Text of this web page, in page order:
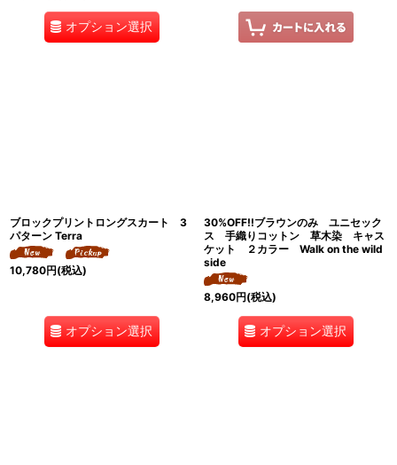
オプション選択
ブロックプリントロングスカート 3
パターン Terra
10,780円(税込)
オプション選択
30%OFF!!ブラウンのみ ユニセック
ス 手織りコットン 草木染 キャス
ケット ２カラー Walk on the wild
side
8,960円(税込)
オプション選択